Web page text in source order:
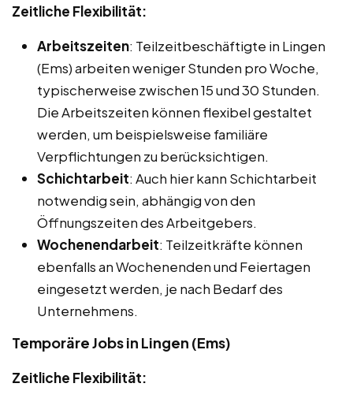
Zeitliche Flexibilität:
Arbeitszeiten: Teilzeitbeschäftigte in Lingen
(Ems) arbeiten weniger Stunden pro Woche,
typischerweise zwischen 15 und 30 Stunden.
Die Arbeitszeiten können flexibel gestaltet
werden, um beispielsweise familiäre
Verpflichtungen zu berücksichtigen.
Schichtarbeit: Auch hier kann Schichtarbeit
notwendig sein, abhängig von den
Öffnungszeiten des Arbeitgebers.
Wochenendarbeit: Teilzeitkräfte können
ebenfalls an Wochenenden und Feiertagen
eingesetzt werden, je nach Bedarf des
Unternehmens.
Temporäre Jobs in Lingen (Ems)
Zeitliche Flexibilität: